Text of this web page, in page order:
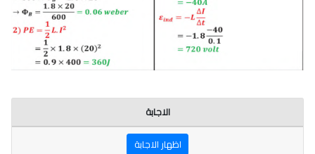
الاجابة
اظهار الاجابة